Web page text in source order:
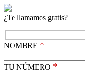
¿Te llamamos gratis?
NOMBRE *
TU NÚMERO *